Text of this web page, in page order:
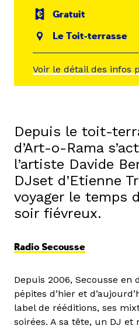
Gratuit
Le Toit-terrasse
Voir le détail des infos
Depuis le toit-
d’Art-o-Rama
l’artiste Davide
DJset d’Etienne
voyager le temps
soir fiévreux.
Radio Secousse
Depuis 2006, Secousse
pépites d’hier et
label de rééditions, ses
soirées. A sa tête, un DJ et